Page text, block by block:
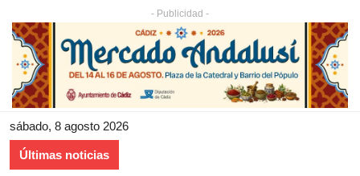
- Publicidad -
sábado, 8 agosto 2026
Últimas noticias